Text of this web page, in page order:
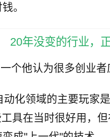
。
20年没变的行业，
个他认为很多创业
动化领域的主要玩家
具在当时很好用，